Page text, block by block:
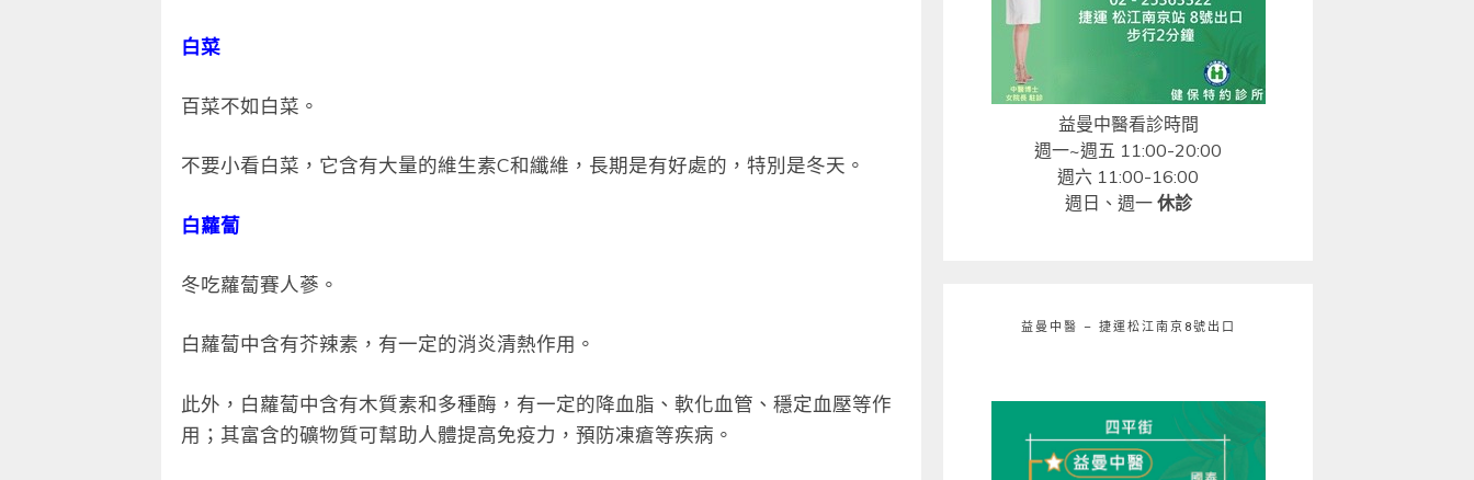
白菜
百菜不如白菜。
不要小看白菜，它含有大量的維生素C和纖維，長期是有好處的，特別是冬天。
白蘿蔔
冬吃蘿蔔賽人蔘。
白蘿蔔中含有芥辣素，有一定的消炎清熱作用。
此外，白蘿蔔中含有木質素和多種酶，有一定的降血脂、軟化血管、穩定血壓等作
用；其富含的礦物質可幫助人體提高免疫力，預防凍瘡等疾病。
益曼中醫看診時間
週一~週五 11:00-20:00
週六 11:00-16:00
週日、週一 休診
益曼中醫 – 捷運松江南京8號出口